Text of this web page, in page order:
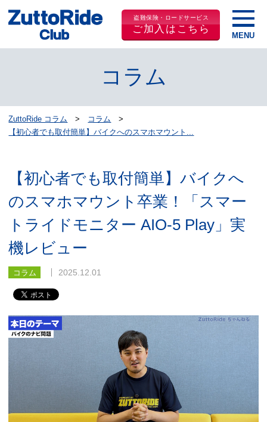
盗難保険・ロードサービス
ご加入はこちら
コラム
ZuttoRide コラム
コラム
【初心者でも取付簡単】バイクへのスマホマウント...
【初心者でも取付簡単】バイクへ
のスマホマウント卒業！「スマー
トライドモニター AIO-5 Play」実
機レビュー
コラム 2025.12.01